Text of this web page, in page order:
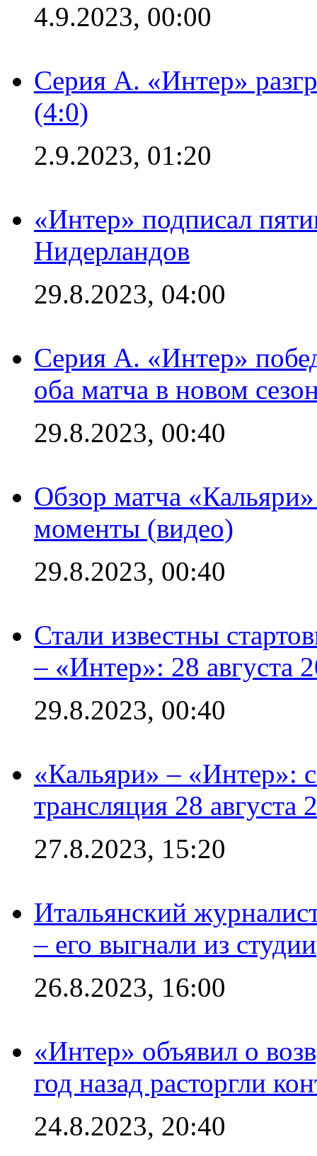
4.9.2023, 00:00
Серия А. «Интер»
(4:0)
2.9.2023, 01:20
«Интер» подписал
Нидерландов
29.8.2023, 04:00
Серия А. «Интер»
оба матча в новом
29.8.2023, 00:40
Обзор матча
моменты (видео)
29.8.2023, 00:40
Стали известны
– «Интер»: 28 августа
29.8.2023, 00:40
«Кальяри» – «Интер»:
трансляция 28 августа
27.8.2023, 15:20
Итальянский
– его выгнали из студии
26.8.2023, 16:00
«Интер» объявил о
год назад расторгли
24.8.2023, 20:40